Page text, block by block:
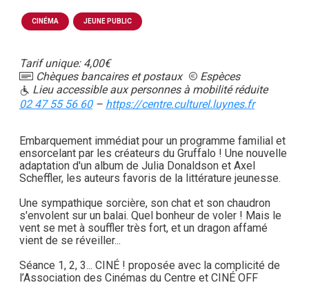
CINÉMA JEUNE PUBLIC
Tarif unique: 4,00€
Chèques bancaires et postaux
Espèces
Lieu accessible aux personnes à mobilité réduite
02 47 55 56 60– https://centre.culturel.luynes.fr
Embarquement immédiat pour un programme familial et
ensorcelant par les créateurs du Gruffalo ! Une nouvelle
adaptation d'un album de Julia Donaldson et Axel
Scheffler, les auteurs favoris de la littérature jeunesse.
Une sympathique sorcière, son chat et son chaudron
s'envolent sur un balai. Quel bonheur de voler ! Mais le
vent se met à souffler très fort, et un dragon affamé
vient de se réveiller...
Séance 1, 2, 3... CINÉ ! proposée avec la complicité de
l’Association des Cinémas du Centre et CINÉ OFF